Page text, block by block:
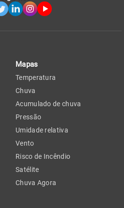
Mapas
Temperatura
Chuva
Acumulado de chuva
Pressão
Umidade relativa
Vento
Risco de Incêndio
Satélite
Chuva Agora